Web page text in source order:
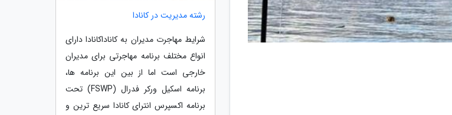
رشته مدیریت در کانادا
شرایط مهاجرت مدیران به کاناداکانادا دارای
انواع مختلف برنامه مهاجرتی برای مدیران
خارجی است اما از بین این برنامه ها،
برنامه اسکیل ورکر فدرال (FSWP) تحت
برنامه اکسپرس انترای کانادا سریع ترین و